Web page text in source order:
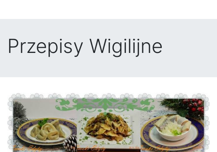
Przepisy Wigilijne